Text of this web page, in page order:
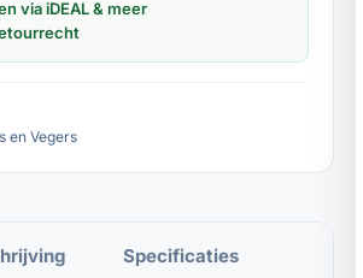
via iDEAL & meer
en Vegers
Specificaties